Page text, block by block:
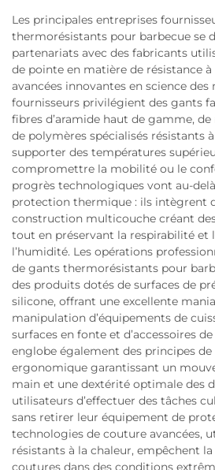
Les principales entreprises
thermorésistants pour barbecue se
partenariats avec des fabricants
de pointe en matière de résistance
avancées innovantes en science des
fournisseurs privilégient des gants
fibres d’aramide haut de gamme,
de polymères spécialisés résistants
supporter des températures
compromettre la mobilité ou le
progrès technologiques vont au-
protection thermique : ils intègrent
construction multicouche créant
tout en préservant la respirabilité et
l’humidité. Les opérations
de gants thermorésistants pour
des produits dotés de surfaces de
silicone, offrant une excellente
manipulation d’équipements de
surfaces en fonte et d’accessoires
englobe également des principes
ergonomique garantissant un
main et une dextérité optimale des
utilisateurs d’effectuer des tâches
sans retirer leur équipement de
technologies de couture avancées,
résistants à la chaleur, empêchent
coutures dans des conditions